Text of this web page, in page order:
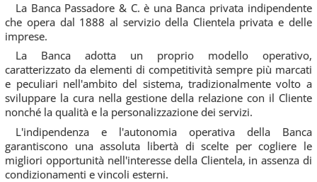
La Banca Passadore & C. è una Banca privata indipendente
che opera dal 1888 al servizio della Clientela privata e delle
imprese.
La Banca adotta un proprio modello operativo,
caratterizzato da elementi di competitività sempre più marcati
e peculiari nell'ambito del sistema, tradizionalmente volto a
sviluppare la cura nella gestione della relazione con il Cliente
nonché la qualità e la personalizzazione dei servizi.
L'indipendenza e l'autonomia operativa della Banca
garantiscono una assoluta libertà di scelte per cogliere le
migliori opportunità nell'interesse della Clientela, in assenza di
condizionamenti e vincoli esterni.